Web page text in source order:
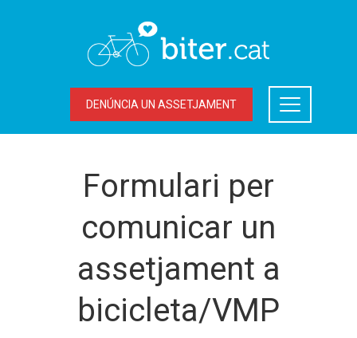
DENÚNCIA UN ASSETJAMENT
Formulari per
comunicar un
assetjament a
bicicleta/VMP